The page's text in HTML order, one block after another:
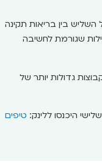
בין בריאות תקינה
שגורמת לחשיבה
גדולות יותר של
היכנסו ללינק: טיפים